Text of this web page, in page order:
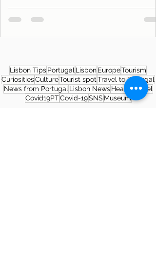
Lisbon TipsPortugal LisbonEuropeTourism
CuriositiesCultureTourist spotTravel to Portugal
News from Portugal Lisbon News HealthTravel
Covid19PTCovid-19SNS Museum